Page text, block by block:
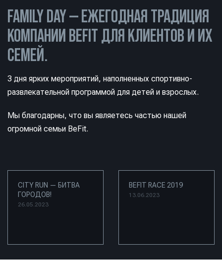
FAMILY DAY — ЕЖЕГОДНАЯ ТРАДИЦИЯ
КОМПАНИИ BEFIT ДЛЯ КЛИЕНТОВ И ИХ
СЕМЕЙ.
3 дня ярких мероприятий, наполненных спортивно-
развлекательной программой для детей и взрослых.
Мы благодарны, что вы являетесь частью нашей
огромной семьи BeFit.
CITY RUN — БИТВА
ГОРОДОВ!
26.05.2023
BEFIT RACE 2019
13.06.2023